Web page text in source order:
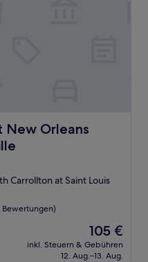
Orleans
French Quarter/
Carrollton at Saint Louis
Bewertungen)
Der
Preis
beträgt
105 €
inkl. Steuern & Gebühren
12. Aug.–13. Aug.